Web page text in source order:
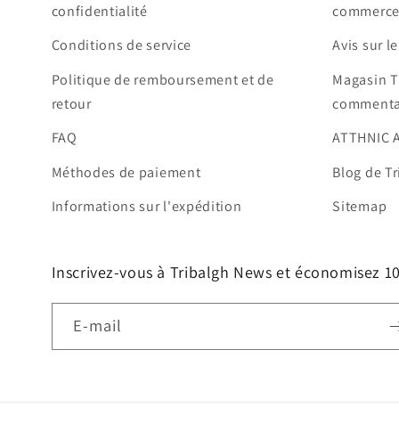
confidentialité
Conditions de service
Politique de remboursement et de
retour
FAQ
Méthodes de paiement
Informations sur l'expédition
Avis sur
Magasin
ATTHNIC
Blog de
Sitemap
Inscrivez-vous à Tribalgh News et économisez
E-mail